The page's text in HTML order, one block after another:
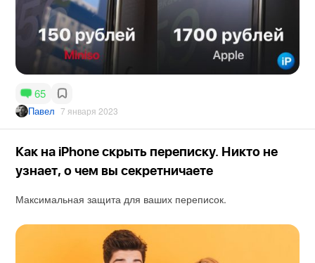
65
Павел 7 января 2023
Как на iPhone скрыть переписку. Никто не
узнает, о чем вы секретничаете
Максимальная защита для ваших переписок.